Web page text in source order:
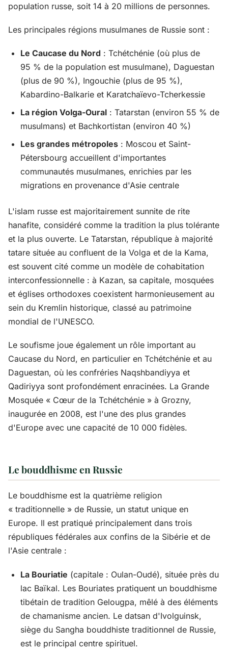
population russe, soit 14 à 20 millions de personnes.
Les principales régions musulmanes de Russie sont :
Le Caucase du Nord : Tchétchénie (où plus de
95 % de la population est musulmane), Daguestan
(plus de 90 %), Ingouchie (plus de 95 %),
Kabardino-Balkarie et Karatchaïevo-Tcherkessie
La région Volga-Oural : Tatarstan (environ 55 % de
musulmans) et Bachkortistan (environ 40 %)
Les grandes métropoles : Moscou et Saint-
Pétersbourg accueillent d'importantes
communautés musulmanes, enrichies par les
migrations en provenance d'Asie centrale
L'islam russe est majoritairement sunnite de rite
hanafite, considéré comme la tradition la plus tolérante
et la plus ouverte. Le Tatarstan, république à majorité
tatare située au confluent de la Volga et de la Kama,
est souvent cité comme un modèle de cohabitation
interconfessionnelle : à Kazan, sa capitale, mosquées
et églises orthodoxes coexistent harmonieusement au
sein du Kremlin historique, classé au patrimoine
mondial de l'UNESCO.
Le soufisme joue également un rôle important au
Caucase du Nord, en particulier en Tchétchénie et au
Daguestan, où les confréries Naqshbandiyya et
Qadiriyya sont profondément enracinées. La Grande
Mosquée « Cœur de la Tchétchénie » à Grozny,
inaugurée en 2008, est l'une des plus grandes
d'Europe avec une capacité de 10 000 fidèles.
Le bouddhisme en Russie
Le bouddhisme est la quatrième religion
« traditionnelle » de Russie, un statut unique en
Europe. Il est pratiqué principalement dans trois
républiques fédérales aux confins de la Sibérie et de
l'Asie centrale :
La Bouriatie (capitale : Oulan-Oudé), située près du
lac Baïkal. Les Bouriates pratiquent un bouddhisme
tibétain de tradition Gelougpa, mêlé à des éléments
de chamanisme ancien. Le datsan d'Ivolguinsk,
siège du Sangha bouddhiste traditionnel de Russie,
est le principal centre spirituel.